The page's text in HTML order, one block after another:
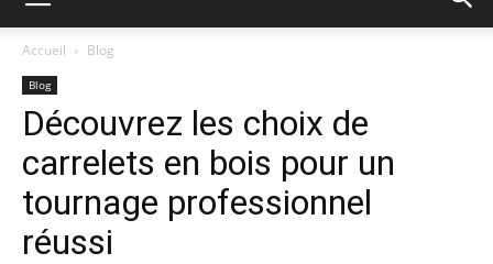
Accueil Blog
Blog
Découvrez les choix de
carrelets en bois pour un
tournage professionnel
réussi